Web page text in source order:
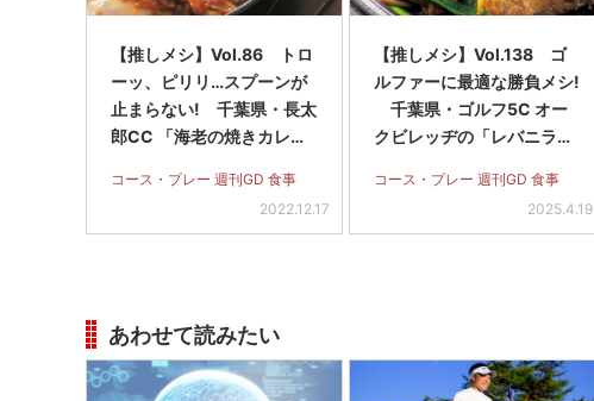
【推しメシ】Vol.86 トロ
ーッ、ピリリ…スプーンが
止まらない! 千葉県・長太
郎CC 「海老の焼きカレ
コース・プレー 週刊GD 食事
2022.12.17
【推しメシ】Vol.138 ゴ
ルファーに最適な勝負メシ!
千葉県・ゴルフ5C オー
クビレッヂの「レバニラ炒
コース・プレー 週刊GD 食事
2025.4.19
あわせて読みたい